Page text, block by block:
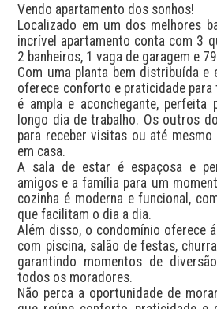
Vendo apartamento dos sonhos!
Localizado em um dos melhores
incrível apartamento conta com 3
2 banheiros, 1 vaga de garagem e
Com uma planta bem distribuída e
oferece conforto e praticidade
é ampla e aconchegante, perfeita
longo dia de trabalho. Os outros
para receber visitas ou até
em casa.
A sala de estar é espaçosa e
amigos e a família para um
cozinha é moderna e funcional,
que facilitam o dia a dia.
Além disso, o condomínio oferece
com piscina, salão de festas,
garantindo momentos de
todos os moradores.
Não perca a oportunidade de